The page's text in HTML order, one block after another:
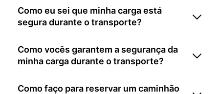
Como eu sei que minha carga está
segura durante o transporte?
Como vocês garantem a segurança da
minha carga durante o transporte?
Como faço para reservar um caminhão